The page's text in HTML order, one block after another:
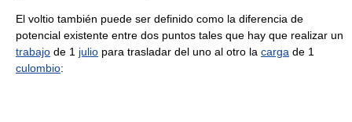
El voltio también puede ser definido como la diferencia de
potencial existente entre dos puntos tales que hay que realizar un
trabajo de 1 julio para trasladar del uno al otro la carga de 1
culombio: